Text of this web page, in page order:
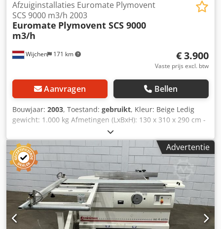
Wijchen 171 km
Afzuiginstallaties Euromate Plymovent
SCS 9000 m3/h 2003
Euromate Plymovent SCS 9000
m3/h
€ 3.900
Vaste prijs excl. btw
Aanvragen Bellen
Bouwjaar: 2003, Toestand: gebruikt, Kleur: Beige Ledig
gewicht: 1.000 kg Afmetingen (LxBxH): 130 x 310 x 290 cm -
Bouwjaar: 2003 - Documentatie aanwezig: Nee - CE
markering aanwezig: Ja - CE certificaat aanwezig: Nee -
Capaciteit [m³/h]: 9000 - Hoofdventilator [st.]: 1 - Vermogen
hoofdventilator [kW]: 7.5 - Opties: Lasdampafzuiging,
Schakelkast - Transportafmetingen: 1300mm x 3100mm x
2900mm (l x b x h) - Transportgewicht [kg]: 1000kg
Financiële informatie BTW: De getoonde prijs is exclusief
BTW BTW/marge: BTW verrekenbaar voor ondernemers
Levering en inruil altijd mogelijk van alles in de industriële
sectoren Yorick Diebels Dcsdjzta Acjpfx Angok
Advertentie